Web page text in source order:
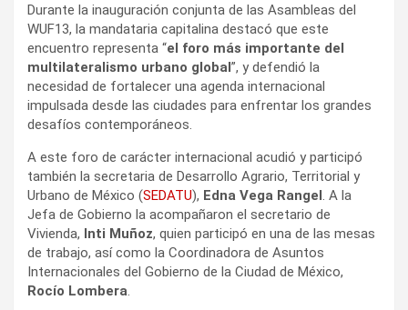
Durante la inauguración conjunta de las Asambleas del
WUF13, la mandataria capitalina destacó que este
encuentro representa “el foro más importante del
multilateralismo urbano global”, y defendió la
necesidad de fortalecer una agenda internacional
impulsada desde las ciudades para enfrentar los grandes
desafíos contemporáneos.
A este foro de carácter internacional acudió y participó
también la secretaria de Desarrollo Agrario, Territorial y
Urbano de México (SEDATU), Edna Vega Rangel. A la
Jefa de Gobierno la acompañaron el secretario de
Vivienda, Inti Muñoz, quien participó en una de las mesas
de trabajo, así como la Coordinadora de Asuntos
Internacionales del Gobierno de la Ciudad de México,
Rocío Lombera.